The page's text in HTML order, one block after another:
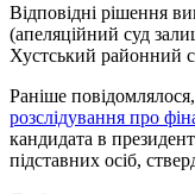
Відповідні рішення
(апеляційний суд
Хустський районний
Раніше
розслідування про
кандидата в
підставних осіб,